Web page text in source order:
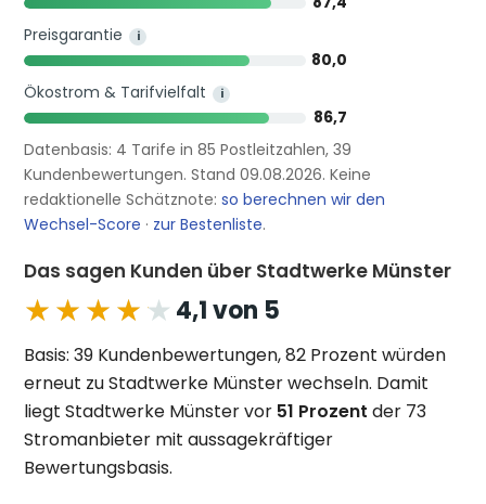
Preisgarantie
i
80,0
Ökostrom & Tarifvielfalt
i
86,7
Datenbasis: 4 Tarife in 85 Postleitzahlen, 39
Kundenbewertungen. Stand 09.08.2026. Keine
redaktionelle Schätznote:so berechnen wir den
Wechsel-Score · zur Bestenliste.
Das sagen Kunden über Stadtwerke Münster
★★★★★
★★★★★ 4,1 von 5
Basis: 39 Kundenbewertungen, 82 Prozent würden
erneut zu Stadtwerke Münster wechseln. Damit
liegt Stadtwerke Münster vor 51 Prozent der 73
Stromanbieter mit aussagekräftiger
Bewertungsbasis.